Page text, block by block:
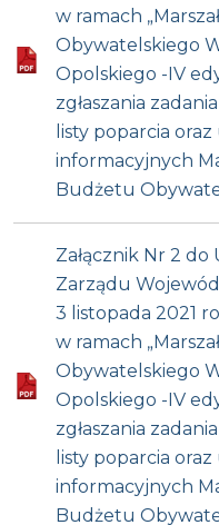
w ramach
Obywatelskiego
Opolskiego -IV
zgłaszania
listy poparcia
informacyjnych
Budżetu
Załącznik Nr 2 do
Zarządu
3 listopada 2021
w ramach
Obywatelskiego
Opolskiego -IV
zgłaszania
listy poparcia
informacyjnych
Budżetu